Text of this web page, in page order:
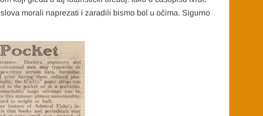
morali naprezati i zaradili bismo bol u očima. Sigurno